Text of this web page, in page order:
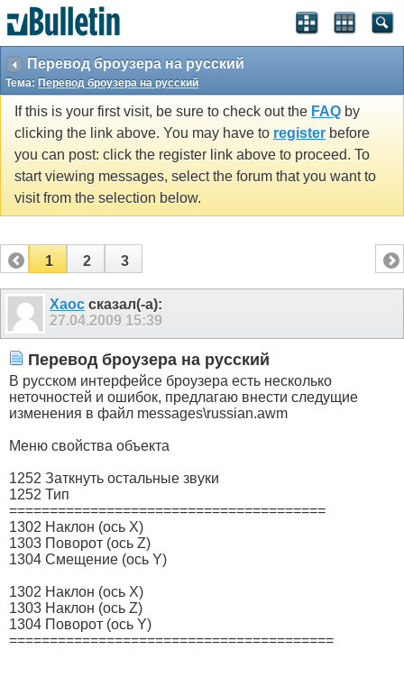
Перевод броузера на русский
Тема: Перевод броузера на русский
If this is your first visit, be sure to check out the FAQ by
clicking the link above. You may have to register before
you can post: click the register link above to proceed. To
start viewing messages, select the forum that you want to
visit from the selection below.
1 2 3
Xaoc сказал(-а):
27.04.2009 15:39
Перевод броузера на русский
В русском интерфейсе броузера есть несколько
неточностей и ошибок, предлагаю внести следущие
изменения в файл messages\russian.awm
Меню свойства объекта
1252 Заткнуть остальные звуки
1252 Тип
=======================================
1302 Наклон (ось X)
1303 Поворот (ось Z)
1304 Смещение (ось Y)
1302 Наклон (ось X)
1303 Наклон (ось Z)
1304 Поворот (ось Y)
========================================